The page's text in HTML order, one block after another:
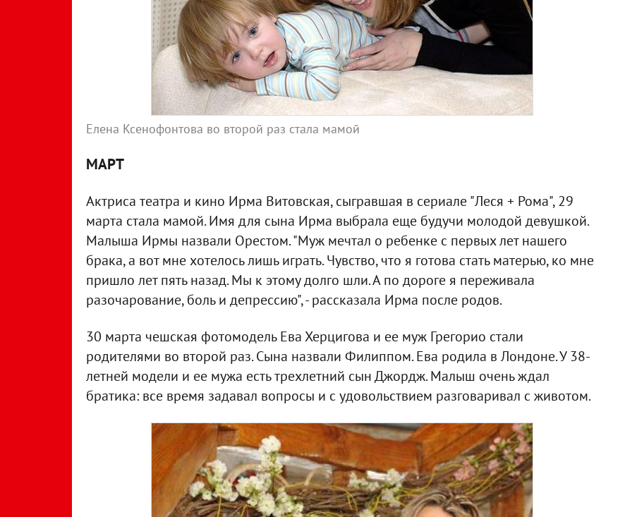
Елена Ксенофонтова во второй раз стала мамой
МАРТ
Актриса театра и кино Ирма Витовская, сыгравшая в сериале "Леся + Рома", 29
марта стала мамой. Имя для сына Ирма выбрала еще будучи молодой девушкой.
Малыша Ирмы назвали Орестом. "Муж мечтал о ребенке с первых лет нашего
брака, а вот мне хотелось лишь играть. Чувство, что я готова стать матерью, ко мне
пришло лет пять назад. Мы к этому долго шли. А по дороге я переживала
разочарование, боль и депрессию", - рассказала Ирма после родов.
30 марта чешская фотомодель Ева Херцигова и ее муж Грегорио стали
родителями во второй раз. Сына назвали Филиппом. Ева родила в Лондоне. У 38-
летней модели и ее мужа есть трехлетний сын Джордж. Малыш очень ждал
братика: все время задавал вопросы и с удовольствием разговаривал с животом.